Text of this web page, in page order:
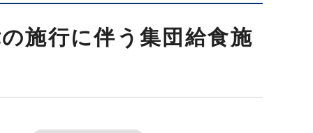
施行に伴う集団給食施